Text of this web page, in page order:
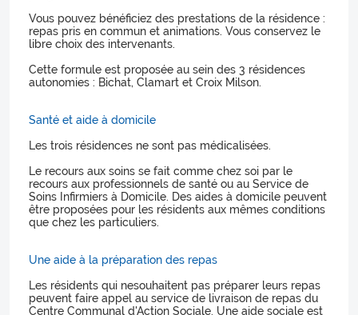
Vous pouvez bénéficiez des prestations de la résidence :
repas pris en commun et animations. Vous conservez le
libre choix des intervenants.
Cette formule est proposée au sein des 3 résidences
autonomies : Bichat, Clamart et Croix Milson.
Santé et aide à domicile
Les trois résidences ne sont pas médicalisées.
Le recours aux soins se fait comme chez soi par le
recours aux professionnels de santé ou au Service de
Soins Infirmiers à Domicile. Des aides à domicile peuvent
être proposées pour les résidents aux mêmes conditions
que chez les particuliers.
Une aide à la préparation des repas
Les résidents qui nesouhaitent pas préparer leurs repas
peuvent faire appel au service de livraison de repas du
Centre Communal d'Action Sociale. Une aide sociale est